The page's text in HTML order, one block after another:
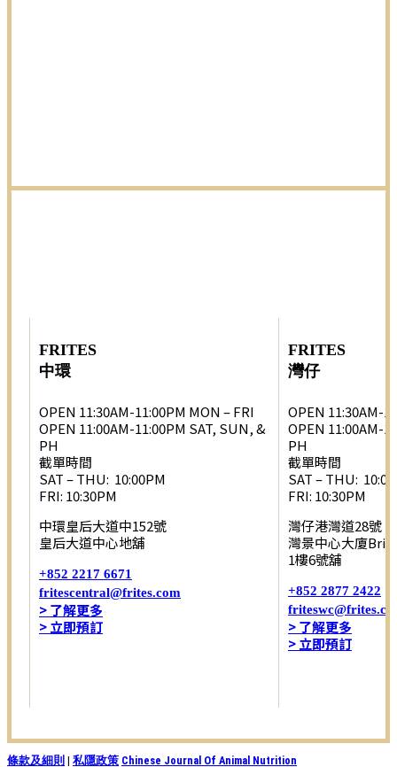
FRITES
中環
OPEN 11:30AM-11:00PM MON – FRI
OPEN 11:00AM-11:00PM SAT, SUN, &
PH
截單時間
SAT – THU: 10:00PM
FRI: 10:30PM
中環皇后大道中152號
皇后大道中心地舖
+852 2217 6671
fritescentral@frites.com
> 了解更多
> 立即預訂
FRITES
灣仔
OPEN 11:30AM-
OPEN 11:00AM-
PH
截單時間
SAT – THU:
FRI: 10:30PM
灣仔港灣道28號
灣景中心大廈
1樓6號舖
+852 2877 2422
> 了解更多
> 立即預訂
條款及細則 | 私隱政策 Chinese Journal Of Animal Nutrition